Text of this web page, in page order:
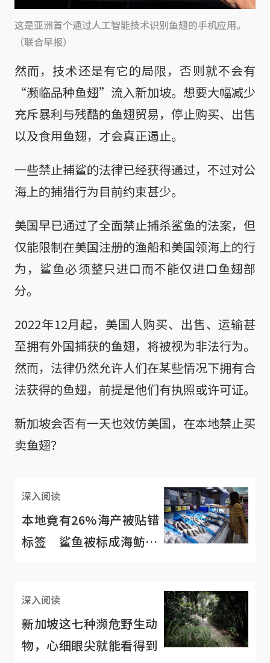
这是亚洲首个通过人工智能技术识别鱼翅的手机应用。
（联合早报）
然而，技术还是有它的局限，否则就不会有
“濒临品种鱼翅”流入新加坡。想要大幅减少
充斥暴利与残酷的鱼翅贸易，停止购买、出售
以及食用鱼翅，才会真正遏止。
一些禁止捕鲨的法律已经获得通过，不过对公
海上的捕猎行为目前约束甚少。
美国早已通过了全面禁止捕杀鲨鱼的法案，但
仅能限制在美国注册的渔船和美国领海上的行
为，鲨鱼必须整只进口而不能仅进口鱼翅部
分。
2022年12月起，美国人购买、出售、运输甚
至拥有外国捕获的鱼翅，将被视为非法行为。
然而，法律仍然允许人们在某些情况下拥有合
法获得的鱼翅，前提是他们有执照或许可证。
新加坡会否有一天也效仿美国，在本地禁止买
卖鱼翅？
深入阅读
本地竟有26%海产被贴错
标签 鲨鱼被标成海鲂、
深入阅读
新加坡这七种濒危野生动
物，心细眼尖就能看得到